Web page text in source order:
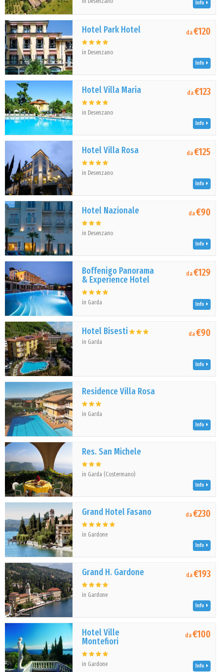
Info
Hotel Park Hotel
in Desenzano
da€120
Info
Hotel Villa Maria
in Desenzano
da€123
Info
Hotel Villa Rosa
in Desenzano
da€125
Info
Hotel Nazionale
in Desenzano
da€90
Info
Boffenigo Panorama
& Experience Hotel
in Garda
da€129
Info
Hotel Bisesti
in Garda
da€90
Info
Residence Villa Rosa
in Garda
Info
Res. San Michele
in Garda (Costermano)
Info
Grand Hotel Fasano
in Gardone
da€230
Info
Grand H. Gardone
in Gardone
da€193
Info
Hotel Ville
Montefiori
in Gardone
da€100
Info